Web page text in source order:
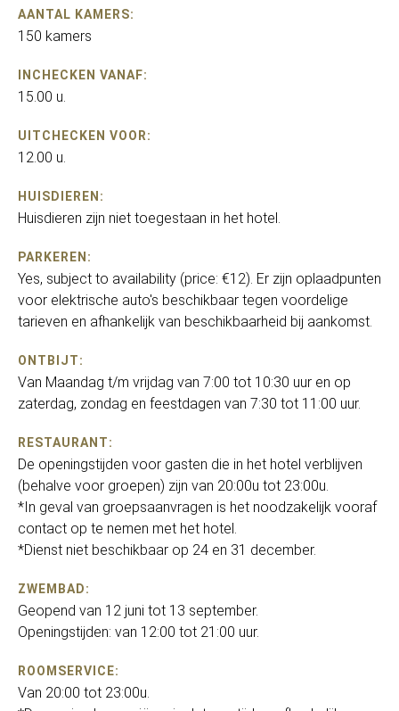
AANTAL KAMERS:
150 kamers
INCHECKEN VANAF:
15.00 u.
UITCHECKEN VOOR:
12.00 u.
HUISDIEREN:
Huisdieren zijn niet toegestaan in het hotel.
PARKEREN:
Yes, subject to availability (price: €12). Er zijn oplaadpunten
voor elektrische auto's beschikbaar tegen voordelige
tarieven en afhankelijk van beschikbaarheid bij aankomst.
ONTBIJT:
Van Maandag t/m vrijdag van 7:00 tot 10:30 uur en op
zaterdag, zondag en feestdagen van 7:30 tot 11:00 uur.
RESTAURANT:
De openingstijden voor gasten die in het hotel verblijven
(behalve voor groepen) zijn van 20:00u tot 23:00u.
*In geval van groepsaanvragen is het noodzakelijk vooraf
contact op te nemen met het hotel.
*Dienst niet beschikbaar op 24 en 31 december.
ZWEMBAD:
Geopend van 12 juni tot 13 september.
Openingstijden: van 12:00 tot 21:00 uur.
ROOMSERVICE:
Van 20:00 tot 23:00u.